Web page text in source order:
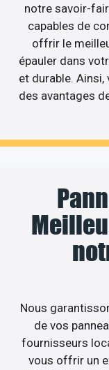
notre savoir-
capables de
offrir le
épauler dans
et durable.
des avantages
Nous
de vos
fournisseurs
vous offrir un